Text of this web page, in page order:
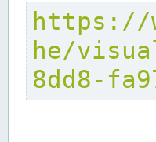
https://
he/
8dd8-